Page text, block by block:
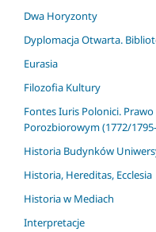
Dwa Horyzonty
Dyplomacja Otwarta.
Eurasia
Filozofia Kultury
Fontes Iuris Polonici.
Porozbiorowym (1772/
Historia Budynków
Historia, Hereditas, Ecclesia
Historia w Mediach
Interpretacje